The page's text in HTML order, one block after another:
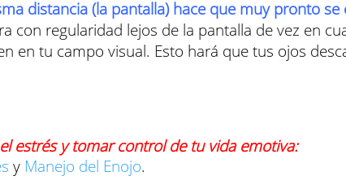
distancia (la pantalla) hace que muy pronto
con regularidad lejos de la pantalla de vez en
en tu campo visual. Esto hará que tus ojos
estrés y tomar control de tu vida emotiva:
y Manejo del Enojo.